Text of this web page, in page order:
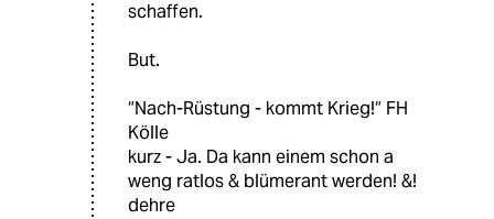
schaffen.
But.
“Nach-Rüstung - kommt Krieg!“ FH
Kölle
kurz - Ja. Da kann einem schon a
weng ratlos & blümerant werden! &!
dehre